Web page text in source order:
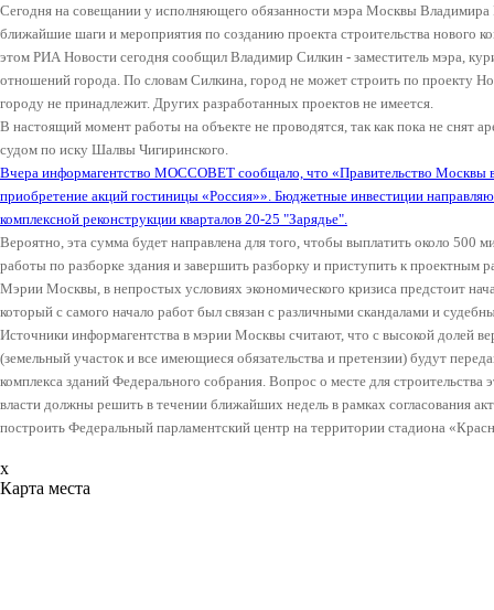
Сегодня на совещании у исполняющего обязанности мэра Москвы Владимира
ближайшие шаги и мероприятия по созданию проекта строительства нового
этом РИА Новости сегодня сообщил Владимир Силкин - заместитель мэра,
отношений города. По словам Силкина, город не может строить по проекту
городу не принадлежит. Других разработанных проектов не имеется.
В настоящий момент работы на объекте не проводятся, так как пока не снят
судом по иску Шалвы Чигиринского.
Вчера информагентство МОССОВЕТ сообщало, что «Правительство Москвы
приобретение акций гостиницы «Россия»». Бюджетные инвестиции
комплексной реконструкции кварталов 20-25 "Зарядье".
Вероятно, эта сумма будет направлена для того, чтобы выплатить около 500
работы по разборке здания и завершить разборку и приступить к проектным
Мэрии Москвы, в непростых условиях экономического кризиса предстоит
который с самого начало работ был связан с различными скандалами и
Источники информагентства в мэрии Москвы считают, что с высокой долей
(земельный участок и все имеющиеся обязательства и претензии) будут
комплекса зданий Федерального собрания. Вопрос о месте для строительства
власти должны решить в течении ближайших недель в рамках согласования
построить Федеральный парламентский центр на территории стадиона
x
Карта места